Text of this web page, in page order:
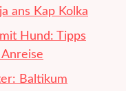
ans Kap Kolka
Hund: Tipps
Baltikum